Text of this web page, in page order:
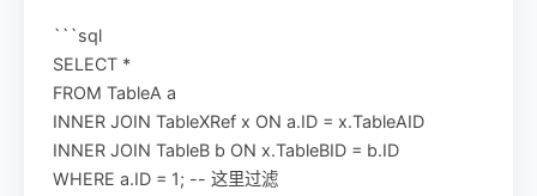
```sql
SELECT *
FROM TableA a
INNER JOIN TableXRef x ON a.ID = x.TableAID
INNER JOIN TableB b ON x.TableBID = b.ID
WHERE a.ID = 1; -- 这里过滤